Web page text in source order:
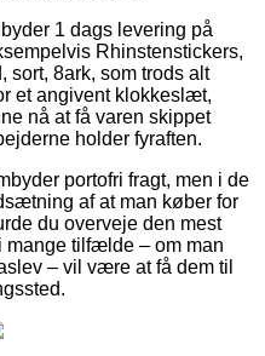
1 dags levering på
Rhinstenstickers,
sort, 8ark, som trods alt
et angivent klokkeslæt,
nå at få varen skippet
holder fyraften.
portofri fragt, men i de
af at man køber for
du overveje den mest
mange tilfælde – om man
– vil være at få dem til